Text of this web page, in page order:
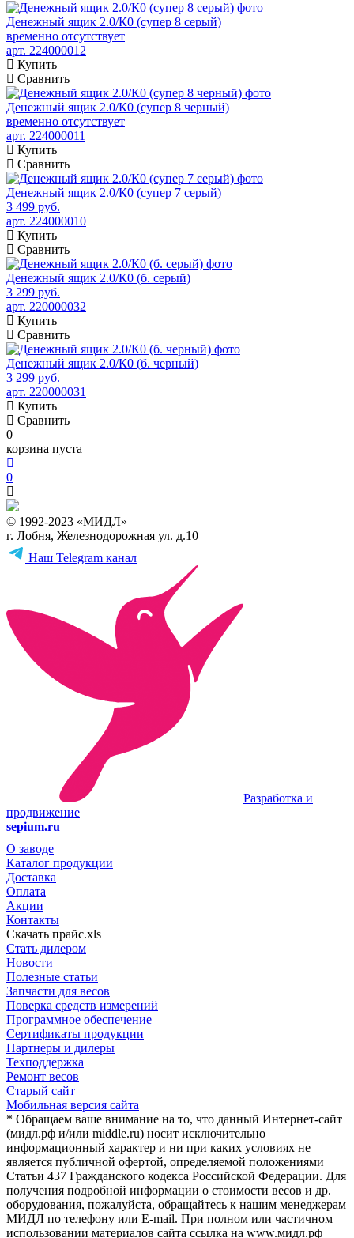
Денежный ящик 2.0/К0 (супер 8 серый)
временно отсутствует
арт. 224000012
Купить
Сравнить
Денежный ящик 2.0/К0 (супер 8 черный)
временно отсутствует
арт. 224000011
Купить
Сравнить
Денежный ящик 2.0/К0 (супер 7 серый)
3 499 руб.
арт. 224000010
Купить
Сравнить
Денежный ящик 2.0/К0 (б. серый)
3 299 руб.
арт. 220000032
Купить
Сравнить
Денежный ящик 2.0/К0 (б. черный)
3 299 руб.
арт. 220000031
Купить
Сравнить
0
корзина пуста
0
© 1992-2023 «МИДЛ»
г. Лобня, Железнодорожная ул. д.10
Наш Telegram канал
Разработка и
продвижение
sepium.ru
О заводе
Каталог продукции
Доставка
Оплата
Акции
Контакты
Скачать прайс.xls
Стать дилером
Новости
Полезные статьи
Запчасти для весов
Поверка средств измерений
Программное обеспечение
Сертификаты продукции
Партнеры и дилеры
Техподдержка
Ремонт весов
Старый сайт
Мобильная версия сайта
* Обращаем ваше внимание на то, что данный Интернет-сайт
(мидл.рф и/или middle.ru) носит исключительно
информационный характер и ни при каких условиях не
является публичной офертой, определяемой положениями
Статьи 437 Гражданского кодекса Российской Федерации. Для
получения подробной информации о стоимости весов и др.
оборудования, пожалуйста, обращайтесь к нашим менеджерам
МИДЛ по телефону или E-mail. При полном или частичном
использовании материалов сайта ссылка на www.мидл.рф